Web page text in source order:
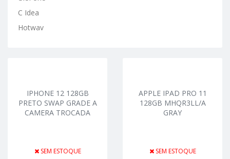
C Idea
Hotwav
IPHONE 12 128GB
PRETO SWAP GRADE A
CAMERA TROCADA
SEM ESTOQUE
APPLE IPAD PRO 11
128GB MHQR3LL/A
GRAY
SEM ESTOQUE